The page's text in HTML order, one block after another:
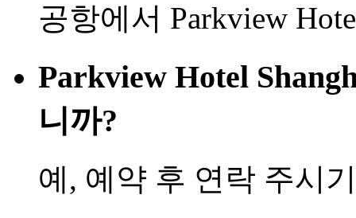
공항에서 Parkview
Parkview Hotel
니까?
예, 예약 후 연락 주시